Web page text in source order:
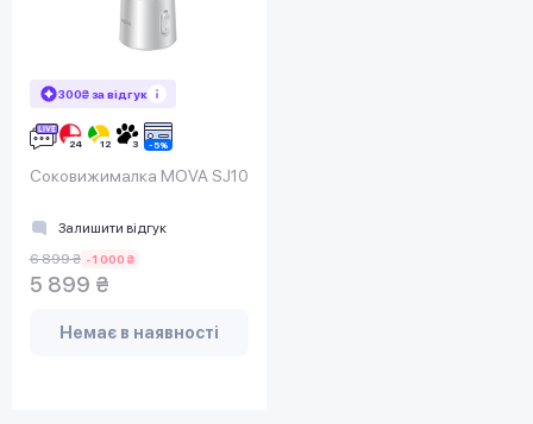
300₴ за відгук
Соковижималка MOVA SJ10
Залишити відгук
6 899 ₴ -1 000 ₴
5 899 ₴
Немає в наявності